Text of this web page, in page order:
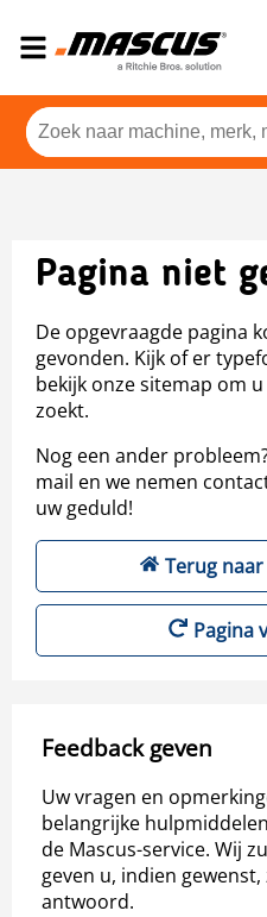
Pagina niet
De opgevraagde pagina
gevonden. Kijk of er
bekijk onze sitemap om
zoekt.
Nog een ander
mail en we nemen
uw geduld!
Terug
Pagina
Feedback geven
Uw vragen en
belangrijke
de Mascus-service. Wij
geven u, indien
antwoord.